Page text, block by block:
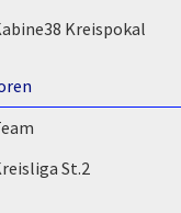
Kreispokal
St.2